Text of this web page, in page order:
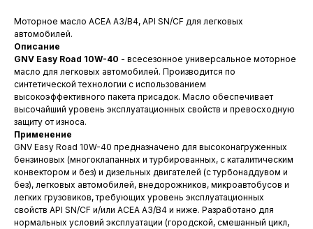
Моторное масло ACEA A3/B4, API SN/CF для легковых
автомобилей.
Описание
GNV Easy Road 10W-40 - всесезонное универсальное моторное
масло для легковых автомобилей. Производится по
синтетической технологии с использованием
высокоэффективного пакета присадок. Масло обеспечивает
высочайший уровень эксплуатационных свойств и превосходную
защиту от износа.
Применение
GNV Easy Road 10W-40 предназначено для высоконагруженных
бензиновых (многоклапанных и турбированных, с каталитическим
конвектором и без) и дизельных двигателей (с турбонаддувом и
без), легковых автомобилей, внедорожников, микроавтобусов и
легких грузовиков, требующих уровень эксплуатационных
свойств API SN/CF и/или ACEA A3/B4 и ниже. Разработано для
нормальных условий эксплуатации (городской, смешанный цикл,